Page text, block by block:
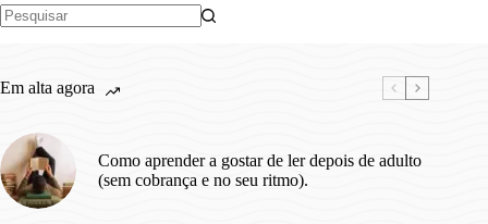
Em alta agora
Como aprender a gostar de ler depois de adulto
(sem cobrança e no seu ritmo).